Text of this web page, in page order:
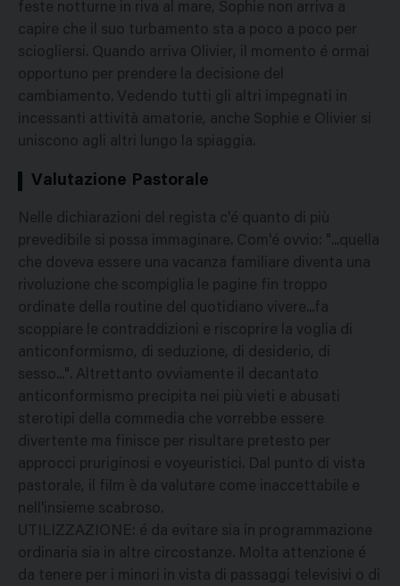
feste notturne in riva al mare, Sophie non arriva a
capire che il suo turbamento sta a poco a poco per
sciogliersi. Quando arriva Olivier, il momento é ormai
opportuno per prendere la decisione del
cambiamento. Vedendo tutti gli altri impegnati in
incessanti attività amatorie, anche Sophie e Olivier si
uniscono agli altri lungo la spiaggia.
Valutazione Pastorale
Nelle dichiarazioni del regista c'é quanto di più
prevedibile si possa immaginare. Com'é ovvio: "...quella
che doveva essere una vacanza familiare diventa una
rivoluzione che scompiglia le pagine fin troppo
ordinate della routine del quotidiano vivere...fa
scoppiare le contraddizioni e riscoprire la voglia di
anticonformismo, di seduzione, di desiderio, di
sesso...". Altrettanto ovviamente il decantato
anticonformismo precipita nei più vieti e abusati
sterotipi della commedia che vorrebbe essere
divertente ma finisce per risultare pretesto per
approcci pruriginosi e voyeuristici. Dal punto di vista
pastorale, il film è da valutare come inaccettabile e
nell'insieme scabroso.
UTILIZZAZIONE: é da evitare sia in programmazione
ordinaria sia in altre circostanze. Molta attenzione é
da tenere per i minori in vista di passaggi televisivi o di